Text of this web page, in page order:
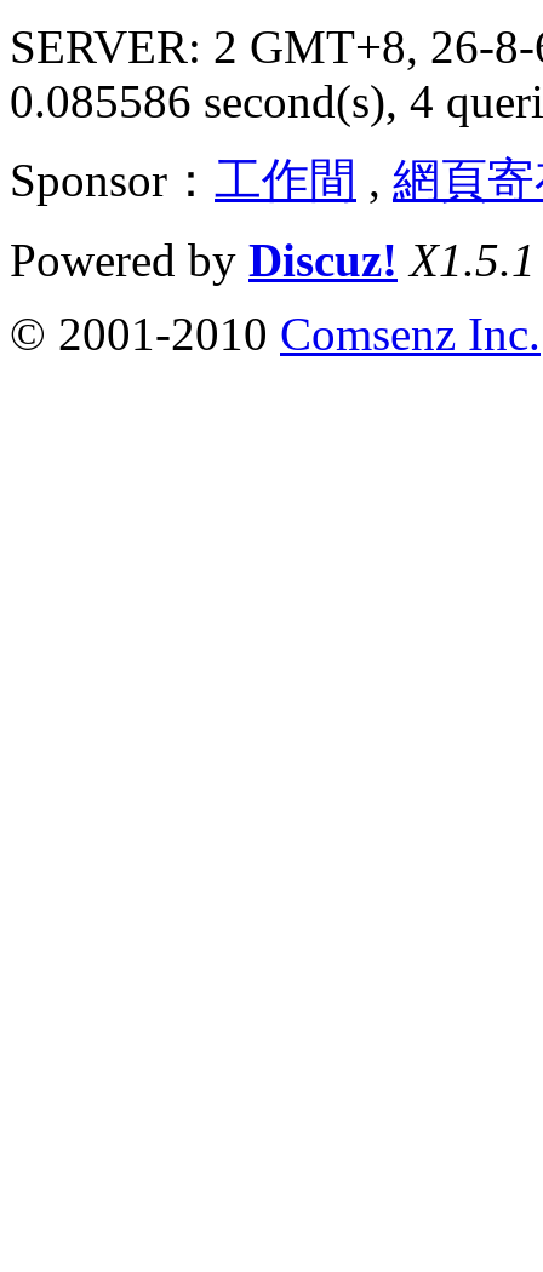
SERVER: 2 GMT+8, 26-
0.085586 second(s), 4
Sponsor： 工作間 , 網頁
Powered by Discuz! X1.5.1
© 2001-2010 Comsenz Inc.